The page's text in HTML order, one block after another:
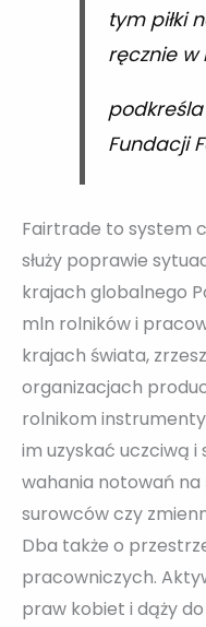
tym piłki
ręcznie w
Fundacji
Fairtrade to system
służy poprawie
krajach globalnego
mln rolników i
krajach świata,
organizacjach
rolnikom
im uzyskać uczciwą
wahania notowań
surowców czy
Dba także o
pracowniczych.
praw kobiet i dąży